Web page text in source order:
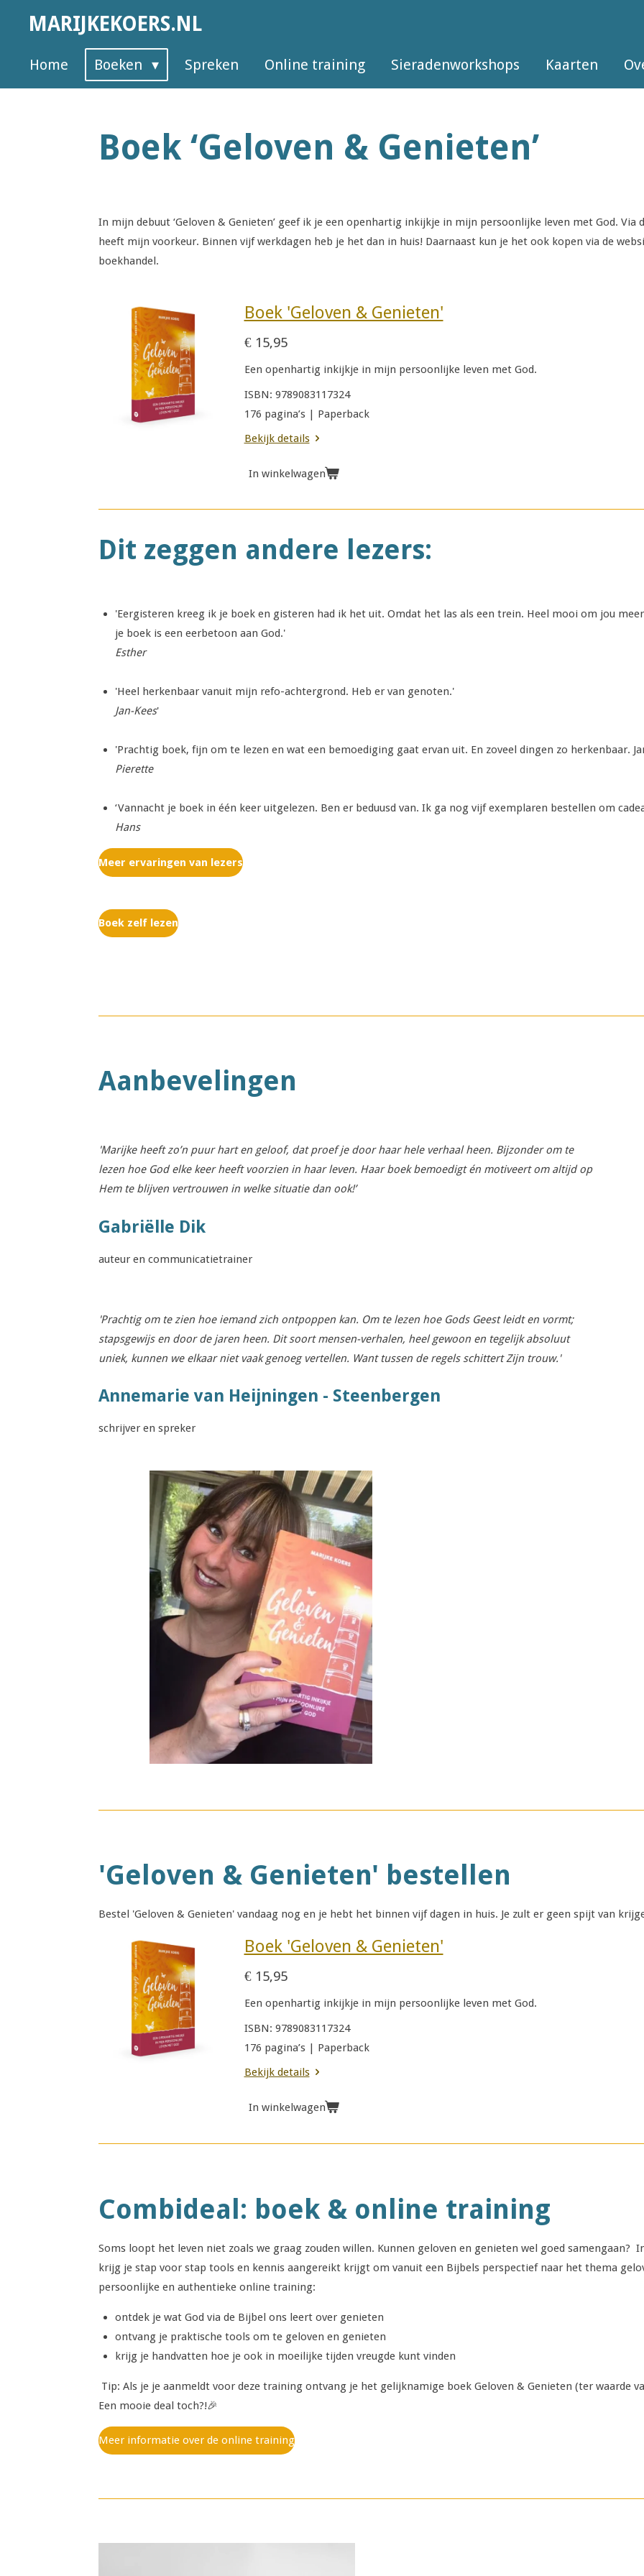
MARIJKEKOERS.NL
Home Boeken Spreken Online training Sieradenworkshops Kaarten
Boek ‘Geloven & Genieten’
In mijn debuut ‘Geloven & Genieten’ geef ik je een openhartig inkijkje in mijn persoonlijke leven met God. Via
heeft mijn voorkeur. Binnen vijf werkdagen heb je het dan in huis! Daarnaast kun je het ook kopen via de
boekhandel.
Boek 'Geloven & Genieten'
€ 15,95
Een openhartig inkijkje in mijn persoonlijke leven met God.
ISBN: 9789083117324
176 pagina’s | Paperback
Bekijk details
In winkelwagen
Dit zeggen andere lezers:
'Eergisteren kreeg ik je boek en gisteren had ik het uit. Omdat het las als een trein. Heel mooi om jou
je boek is een eerbetoon aan God.'
Esther
'Heel herkenbaar vanuit mijn refo-achtergrond. Heb er van genoten.'
Jan-Kees'
'Prachtig boek, fijn om te lezen en wat een bemoediging gaat ervan uit. En zoveel dingen zo herkenbaar.
Pierette
‘Vannacht je boek in één keer uitgelezen. Ben er beduusd van. Ik ga nog vijf exemplaren bestellen om
Hans
Meer ervaringen van lezers
Boek zelf lezen
Aanbevelingen
'Marijke heeft zo’n puur hart en geloof, dat proef je door haar hele verhaal heen. Bijzonder om te
lezen hoe God elke keer heeft voorzien in haar leven. Haar boek bemoedigt én motiveert om altijd op
Hem te blijven vertrouwen in welke situatie dan ook!’
Gabriëlle Dik
auteur en communicatietrainer
Prachtig om te zien hoe iemand zich ontpoppen kan. Om te lezen hoe Gods Geest leidt en vormt;
stapsgewijs en door de jaren heen. Dit soort mensen-verhalen, heel gewoon en tegelijk absoluut
uniek, kunnen we elkaar niet vaak genoeg vertellen. Want tussen de regels schittert Zijn trouw.'
Annemarie van Heijningen - Steenbergen
schrijver en spreker
'Geloven & Genieten' bestellen
Bestel 'Geloven & Genieten' vandaag nog en je hebt het binnen vijf dagen in huis. Je zult er geen spijt van
Boek 'Geloven & Genieten'
€ 15,95
Een openhartig inkijkje in mijn persoonlijke leven met God.
ISBN: 9789083117324
176 pagina’s | Paperback
Bekijk details
In winkelwagen
Combideal: boek & online training
Soms loopt het leven niet zoals we graag zouden willen. Kunnen geloven en genieten wel goed samengaan?
krijg je stap voor stap tools en kennis aangereikt krijgt om vanuit een Bijbels perspectief naar het thema
persoonlijke en authentieke online training:
ontdek je wat God via de Bijbel ons leert over genieten
ontvang je praktische tools om te geloven en genieten
krijg je handvatten hoe je ook in moeilijke tijden vreugde kunt vinden
Tip: Als je je aanmeldt voor deze training ontvang je het gelijknamige boek Geloven & Genieten (ter waarde
Een mooie deal toch?!🎉
Meer informatie over de online training